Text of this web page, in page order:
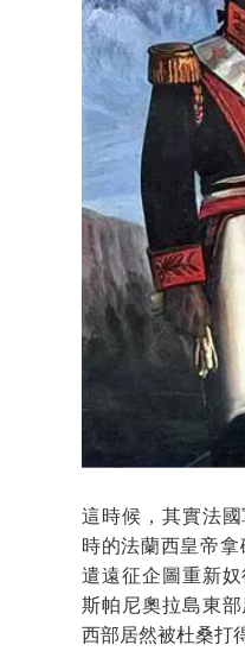
這時候，其實法
時的法蘭西皇帝拿
遣遠征企圖重新
斯帕尼奧拉島東
西部居然被杜桑打